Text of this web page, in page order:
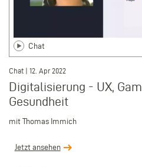
Chat
Chat | 12. Apr 2022
Digitalisierung - UX,
Gesundheit
mit Thomas Immich
Jetzt ansehen